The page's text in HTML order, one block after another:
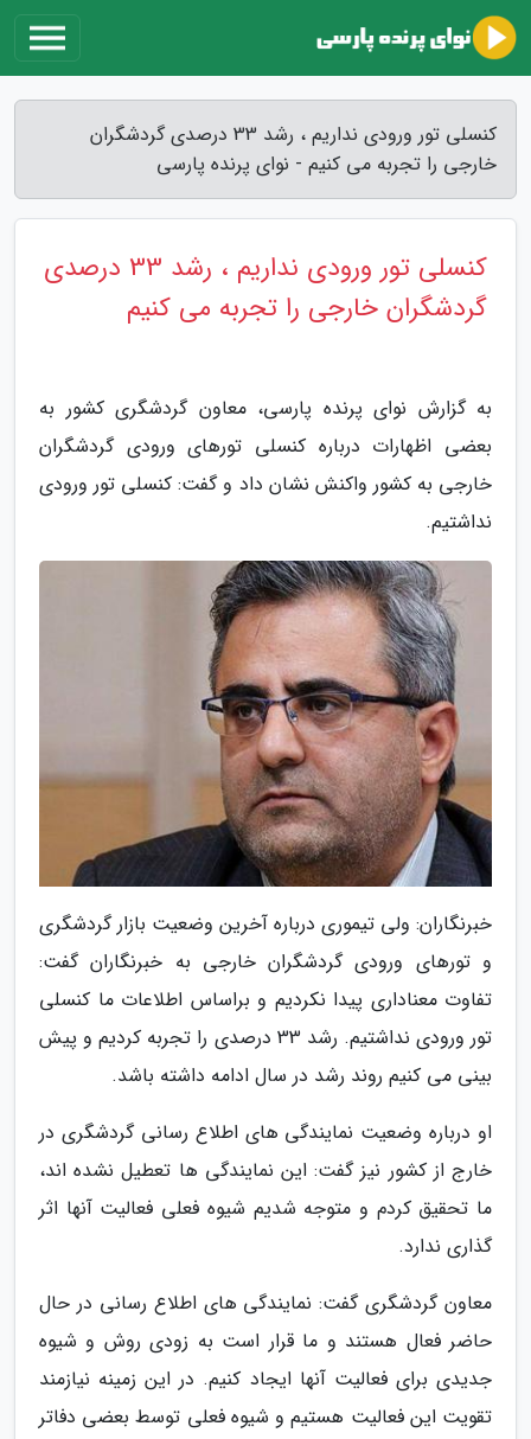
کنسلی تور ورودی نداریم ، رشد 33 درصدی گردشگران
خارجی را تجربه می کنیم - نوای پرنده پارسی
کنسلی تور ورودی نداریم ، رشد 33 درصدی
گردشگران خارجی را تجربه می کنیم
به گزارش نوای پرنده پارسی، معاون گردشگری کشور به
بعضی اظهارات درباره کنسلی تورهای ورودی گردشگران
خارجی به کشور واکنش نشان داد و گفت: کنسلی تور ورودی
نداشتیم.
خبرنگاران: ولی تیموری درباره آخرین وضعیت بازار گردشگری
و تورهای ورودی گردشگران خارجی به خبرنگاران گفت:
تفاوت معناداری پیدا نکردیم و براساس اطلاعات ما کنسلی
تور ورودی نداشتیم. رشد 33 درصدی را تجربه کردیم و پیش
بینی می کنیم روند رشد در سال ادامه داشته باشد.
او درباره وضعیت نمایندگی های اطلاع رسانی گردشگری در
خارج از کشور نیز گفت: این نمایندگی ها تعطیل نشده اند،
ما تحقیق کردم و متوجه شدیم شیوه فعلی فعالیت آنها اثر
گذاری ندارد.
معاون گردشگری گفت: نمایندگی های اطلاع رسانی در حال
حاضر فعال هستند و ما قرار است به زودی روش و شیوه
جدیدی برای فعالیت آنها ایجاد کنیم. در این زمینه نیازمند
تقویت این فعالیت هستیم و شیوه فعلی توسط بعضی دفاتر